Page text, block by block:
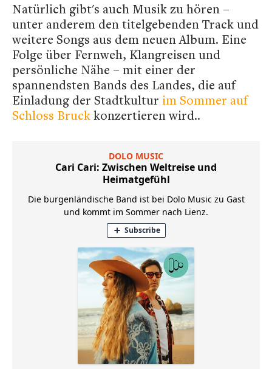
Natürlich gibt's auch Musik zu hören –
unter anderem den titelgebenden Track und
weitere Songs aus dem neuen Album. Eine
Folge über Fernweh, Klangreisen und
persönliche Nähe – mit einer der
spannendsten Bands des Landes, die auf
Einladung der Stadtkultur im Sommer auf
Schloss Bruckkonzertieren wird..